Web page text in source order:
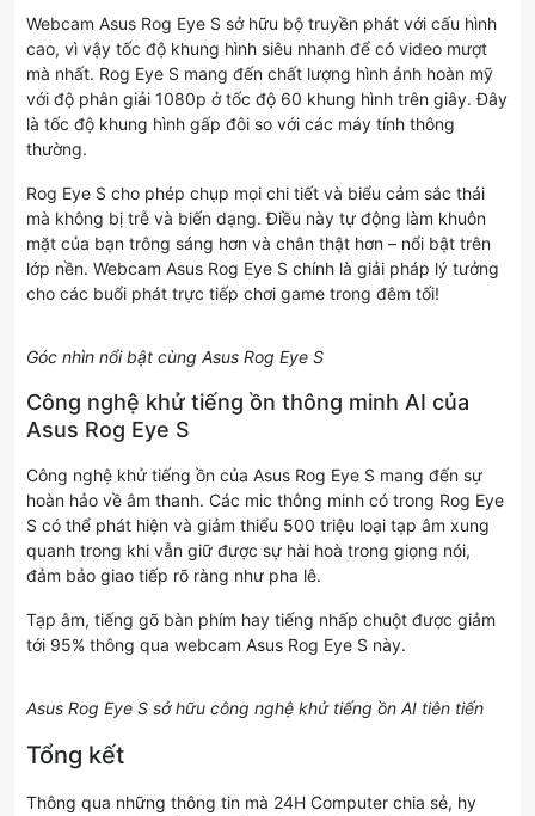
Webcam Asus Rog Eye S sở hữu bộ truyền phát với cấu hình
cao, vì vậy tốc độ khung hình siêu nhanh để có video mượt
mà nhất. Rog Eye S mang đến chất lượng hình ảnh hoàn mỹ
với độ phân giải 1080p ở tốc độ 60 khung hình trên giây. Đây
là tốc độ khung hình gấp đôi so với các máy tính thông
thường.
Rog Eye S cho phép chụp mọi chi tiết và biểu cảm sắc thái
mà không bị trễ và biến dạng. Điều này tự động làm khuôn
mặt của bạn trông sáng hơn và chân thật hơn – nổi bật trên
lớp nền. Webcam Asus Rog Eye S chính là giải pháp lý tưởng
cho các buổi phát trực tiếp chơi game trong đêm tối!
Góc nhìn nổi bật cùng Asus Rog Eye S
Công nghệ khử tiếng ồn thông minh AI của
Asus Rog Eye S
Công nghệ khử tiếng ồn của Asus Rog Eye S mang đến sự
hoàn hảo về âm thanh. Các mic thông minh có trong Rog Eye
S có thể phát hiện và giảm thiểu 500 triệu loại tạp âm xung
quanh trong khi vẫn giữ được sự hài hoà trong giọng nói,
đảm bảo giao tiếp rõ ràng như pha lê.
Tạp âm, tiếng gõ bàn phím hay tiếng nhấp chuột được giảm
tới 95% thông qua webcam Asus Rog Eye S này.
Asus Rog Eye S sở hữu công nghệ khử tiếng ồn AI tiên tiến
Tổng kết
Thông qua những thông tin mà 24H Computer chia sẻ, hy